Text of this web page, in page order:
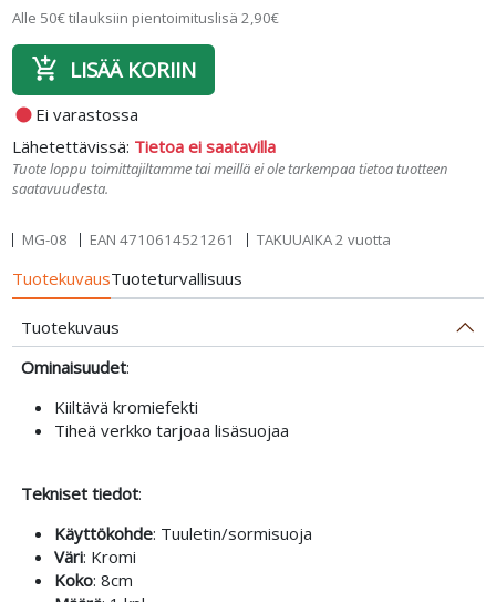
Alle 50€ tilauksiin pientoimituslisä 2,90€
add_shopping_cart LISÄÄ KORIIN
fiber_manual_record Ei varastossa
Lähetettävissä: Tietoa ei saatavilla
Tuote loppu toimittajiltamme tai meillä ei ole tarkempaa tietoa tuotteen
saatavuudesta.
MG-08 EAN 4710614521261 TAKUUAIKA 2 vuotta
TuotekuvausTuoteturvallisuus
Tuotekuvaus
Ominaisuudet:
Kiiltävä kromiefekti
Tiheä verkko tarjoaa lisäsuojaa
Tekniset tiedot:
Käyttökohde: Tuuletin/sormisuoja
Väri: Kromi
Koko: 8cm